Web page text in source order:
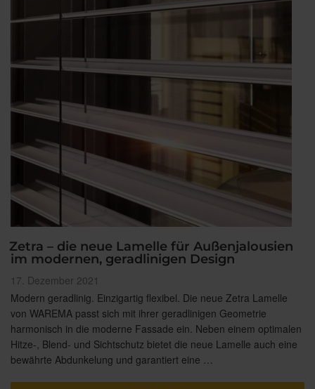
Zetra – die neue Lamelle für Außenjalousien
im modernen, geradlinigen Design
Veröffentlicht
am
17. Dezember 2021
Modern geradlinig. Einzigartig flexibel. Die neue Zetra Lamelle
von WAREMA passt sich mit ihrer geradlinigen Geometrie
harmonisch in die moderne Fassade ein. Neben einem optimalen
Hitze-, Blend- und Sichtschutz bietet die neue Lamelle auch eine
bewährte Abdunkelung und garantiert eine …